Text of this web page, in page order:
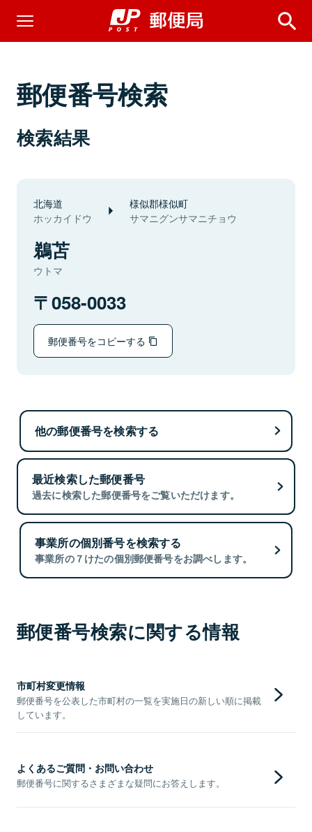
郵便番号検索
検索結果
北海道
ホッカイドウ
様似郡様似町
サマニグンサマニチョウ
鵜苫
ウトマ
058-0033
郵便番号をコピーする
他の郵便番号を検索する
最近検索した郵便番号
過去に検索した郵便番号をご覧いただけます。
事業所の個別番号を検索する
事業所の７けたの個別郵便番号をお調べします。
郵便番号検索に関する情報
市町村変更情報
郵便番号を公表した市町村の一覧を実施日の新しい順に掲載
しています。
よくあるご質問・お問い合わせ
郵便番号に関するさまざまな疑問にお答えします。